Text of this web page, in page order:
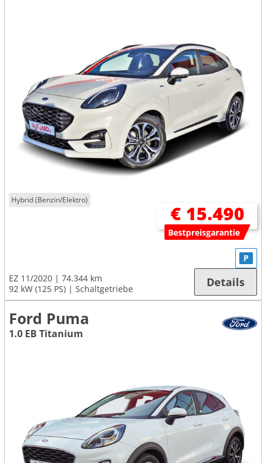
Hybrid (Benzin/Elektro)
€ 15.490
Bestpreisgarantie
EZ 11/2020
74.344 km
92 kW (125 PS)
Schaltgetriebe
P
Details
Ford Puma
1.0 EB Titanium